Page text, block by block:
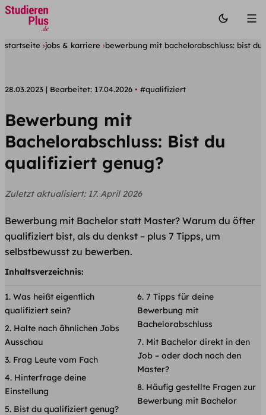
startseite jobs & karriere bewerbung mit bachelorabschluss: bist
28.03.2023 Bearbeitet: 17.04.2026 #qualifiziert
Bewerbung mit
Bachelorabschluss: Bist du
qualifiziert genug?
Zuletzt aktualisiert: 17. April 2026
Bewerbung mit Bachelor statt Master? Warum du öfter
qualifiziert bist, als du denkst – plus 7 Tipps, um
selbstbewusst zu bewerben.
Inhaltsverzeichnis:
Was heißt eigentlich
qualifiziert sein?
Halte nach ähnlichen Jobs
Ausschau
Frag Leute vom Fach
Hinterfrage deine
Einstellung
Bist du qualifiziert genug?
7 Tipps für deine
Bewerbung mit
Bachelorabschluss
Mit Bachelor direkt in den
Job – oder doch noch den
Master?
Häufig gestellte Fragen zur
Bewerbung mit Bachelor